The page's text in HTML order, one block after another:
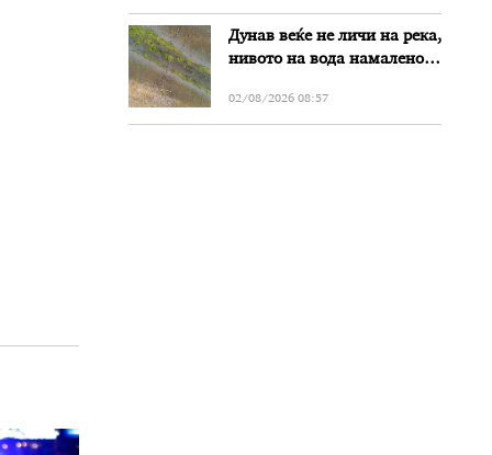
Дунав веќе не личи на река,
нивото на вода намалено
Бугарија
02/08/2026 08:57